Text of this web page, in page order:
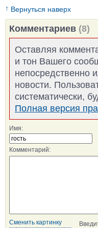
↑ Вернуться наверх
Комментариев (8)
Оставляя
и тон Вашего
непосредственно
новости.
систематически,
Полная версия
Имя:
Комментарий:
Сменить картинку